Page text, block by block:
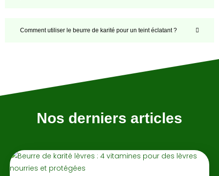
Comment utiliser le beurre de karité pour un teint éclatant ?
Nos derniers articles